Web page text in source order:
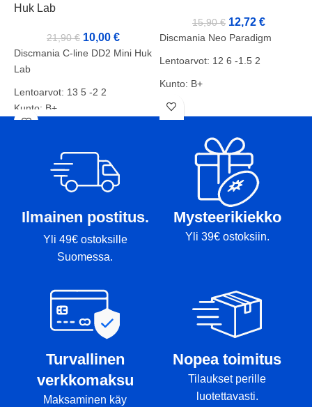
Huk Lab
21,90€ 10,00 €
Discmania C-line DD2 Mini Huk
Lab
Lentoarvot: 13 5 -2 2
Kunto: B+
15,90€ 12,72 €
Discmania Neo Paradigm
Lentoarvot: 12 6 -1.5 2
Kunto: B+
Paino: 175g
Ilmainen postitus.
Yli 49€ ostoksille
Suomessa.
Mysteerikiekko
Yli 39€ ostoksiin.
Turvallinen
verkkomaksu
Maksaminen käy
Nopea toimitus
Tilaukset perille
luotettavasti.